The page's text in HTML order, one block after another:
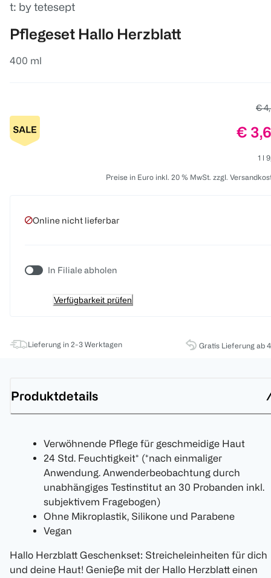
t: by tetesept
Pflegeset Hallo Herzblatt
400 ml
€
€
1 l
Preise in Euro inkl. 20 % MwSt. zzgl.
Online nicht lieferbar
In Filiale abholen
Verfügbarkeit prüfen
Lieferung in 2-3 Werktagen Gratis Lieferung ab
Produktdetails
Verwöhnende Pflege für geschmeidige Haut
24 Std. Feuchtigkeit* (*nach einmaliger
Anwendung. Anwenderbeobachtung durch
unabhängiges Testinstitut an 30 Probanden inkl.
subjektivem Fragebogen)
Ohne Mikroplastik, Silikone und Parabene
Vegan
Hallo Herzblatt Geschenkset: Streicheleinheiten für dich
und deine Haut! Genieße mit der Hallo Herzblatt einen